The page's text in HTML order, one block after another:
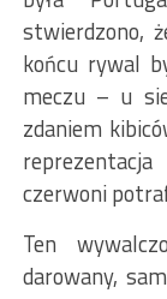
stwierdzono,
końcu rywal
meczu – u
zdaniem
czerwoni
Ten
darowany,